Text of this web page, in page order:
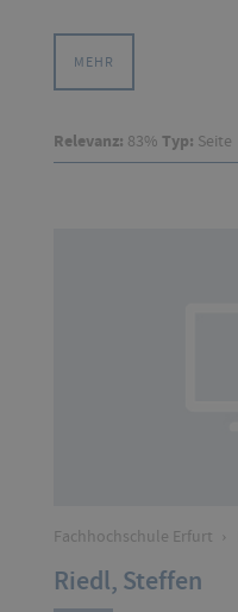
MEHR
Relevanz: 83% Typ: Seite
Fachhochschule Erfurt ›
Riedl, Steffen